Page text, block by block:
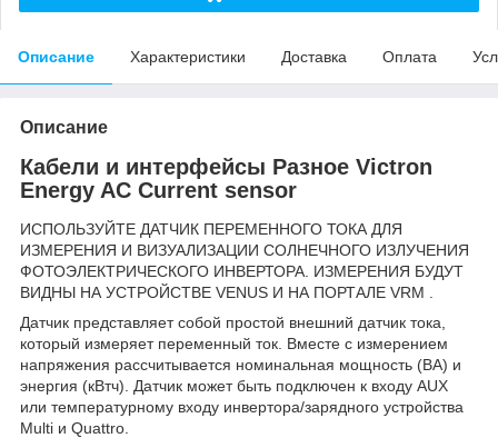
Описание Характеристики Доставка Оплата
Описание
Кабели и интерфейсы Разное Victron
Energy AC Current sensor
ИСПОЛЬЗУЙТЕ ДАТЧИК ПЕРЕМЕННОГО ТОКА ДЛЯ
ИЗМЕРЕНИЯ И ВИЗУАЛИЗАЦИИ СОЛНЕЧНОГО ИЗЛУЧЕНИЯ
ФОТОЭЛЕКТРИЧЕСКОГО ИНВЕРТОРА. ИЗМЕРЕНИЯ БУДУТ
ВИДНЫ НА УСТРОЙСТВЕ VENUS И НА ПОРТАЛЕ VRM .
Датчик представляет собой простой внешний датчик тока,
который измеряет переменный ток. Вместе с измерением
напряжения рассчитывается номинальная мощность (ВА) и
энергия (кВтч). Датчик может быть подключен к входу AUX
или температурному входу инвертора/зарядного устройства
Multi и Quattro.